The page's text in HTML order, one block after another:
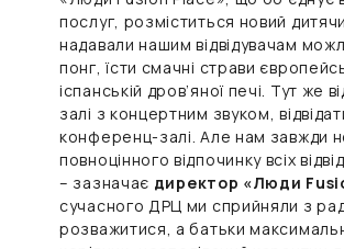
послуг, розміститься новий
надавали нашим відвідувачам
понг, їсти смачні страви
іспанській дров’яної печі. Тут
залі з концертним звуком,
конференц-залі. Але нам завжди
повноцінного відпочинку всіх
– зазначає директор «Люди
сучасного ДРЦ ми сприйняли з
розважитися, а батьки